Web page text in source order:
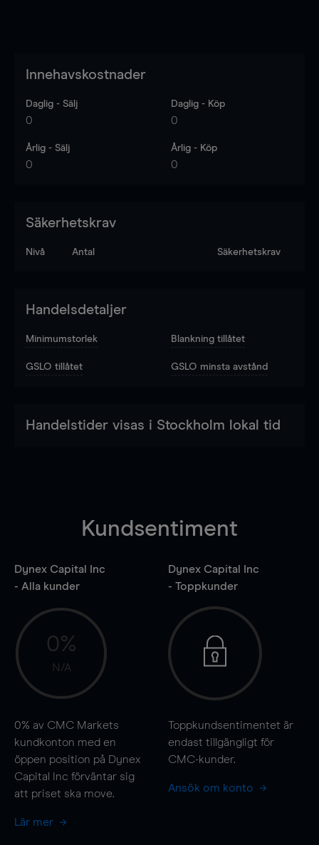
Innehavskostnader
Daglig - Sälj
0
Daglig - Köp
0
Årlig - Sälj
0
Årlig - Köp
0
Säkerhetskrav
Nivå Antal Säkerhetskrav
Handelsdetaljer
Minimumstorlek Blankning tillåtet
GSLO tillåtet GSLO minsta avstånd
Handelstider visas i Stockholm lokal tid
Kundsentiment
Dynex Capital Inc
- Alla kunder
0%
N/A
0% av CMC Markets
kundkonton med en
öppen position på Dynex
Capital Inc förväntar sig
att priset ska move.
Lär mer
Dynex Capital Inc
- Toppkunder
Toppkundsentimentet är
endast tillgängligt för
CMC-kunder.
Ansök om konto